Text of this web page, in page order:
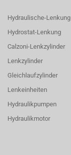
Hydraulische-Lenkung
Hydrostat-Lenkung
Calzoni-Lenkzylinder
Lenkzylinder
Gleichlaufzylinder
Lenkeinheiten
Hydraulikpumpen
Hydraulikmotor